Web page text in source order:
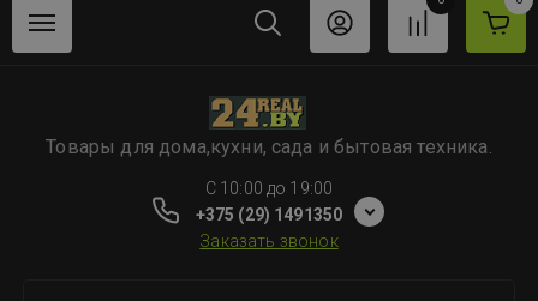
Товары для дома,кухни, сада и бытовая техника.
C 10:00 до 19:00
+375 (29) 1491350
Заказать звонок